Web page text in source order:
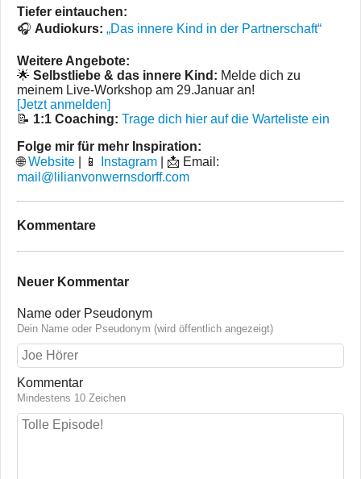
Tiefer eintauchen:
🎧 Audiokurs: „Das innere Kind in der Partnerschaft“
Weitere Angebote:
🌟 Selbstliebe & das innere Kind: Melde dich zu
meinem Live-Workshop am 29.Januar an!
[Jetzt anmelden]
📝 1:1 Coaching: Trage dich hier auf die Warteliste ein
Folge mir für mehr Inspiration:
🌐Website | 📱 Instagram | 📩 Email:
mail@lilianvonwernsdorff.com
Kommentare
Neuer Kommentar
Name oder Pseudonym
Dein Name oder Pseudonym (wird öffentlich angezeigt)
Kommentar
Mindestens 10 Zeichen